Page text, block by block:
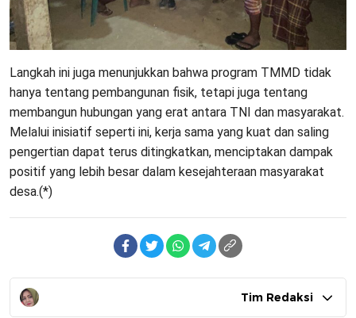
Langkah ini juga menunjukkan bahwa program TMMD tidak
hanya tentang pembangunan fisik, tetapi juga tentang
membangun hubungan yang erat antara TNI dan masyarakat.
Melalui inisiatif seperti ini, kerja sama yang kuat dan saling
pengertian dapat terus ditingkatkan, menciptakan dampak
positif yang lebih besar dalam kesejahteraan masyarakat
desa.(*)
Tim Redaksi